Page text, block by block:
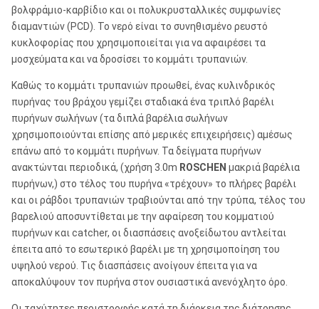
βολφράμιο-καρβίδιο και οι πολυκρυσταλλικές συμφωνίες
διαμαντιών (PCD). Το νερό είναι το συνηθισμένο ρευστό
κυκλοφορίας που χρησιμοποιείται για να αφαιρέσει τα
μοσχεύματα και να δροσίσει το κομμάτι τρυπανιών.
Καθώς το κομμάτι τρυπανιών προωθεί, ένας κυλινδρικός
πυρήνας του βράχου γεμίζει σταδιακά ένα τριπλό βαρέλι
πυρήνων σωλήνων (τα διπλά βαρέλια σωλήνων
χρησιμοποιούνται επίσης από μερικές επιχειρήσεις) αμέσως
επάνω από το κομμάτι πυρήνων. Τα δείγματα πυρήνων
ανακτώνται περιοδικά, (χρήση 3.0m ROSCHEN μακριά βαρέλια
πυρήνων,) στο τέλος του πυρήνα «τρέχουν» το πλήρες βαρέλι
και οι ράβδοι τρυπανιών τραβιούνται από την τρύπα, τέλος του
βαρελιού αποσυντίθεται με την αφαίρεση του κομματιού
πυρήνων και catcher, οι διασπάσεις ανοξείδωτου αντλείται
έπειτα από το εσωτερικό βαρέλι με τη χρησιμοποίηση του
υψηλού νερού. Τις διασπάσεις ανοίγουν έπειτα για να
αποκαλύψουν τον πυρήνα στον ουσιαστικά ανενόχλητο όρο.